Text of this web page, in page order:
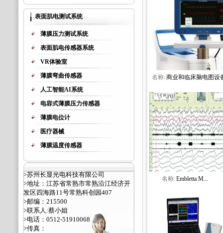
表面肌电测试系统
薄膜压力测试系统
表面肌电传感器系统
VR体验室
薄膜弯曲传感器
人工智能AI系统
电容式薄膜压力传感器
薄膜电位计
医疗器械
薄膜温度传感器
>苏州长显光电科技有限公司
>地址：江苏省常熟市常熟沿江经济开
发区四海路11号常熟科创园407
>邮编：215500
>联系人:蔡小姐
>电话：0512-51910068
>传真：
名称:商业和临床脑电图设
名称:Embletta M...